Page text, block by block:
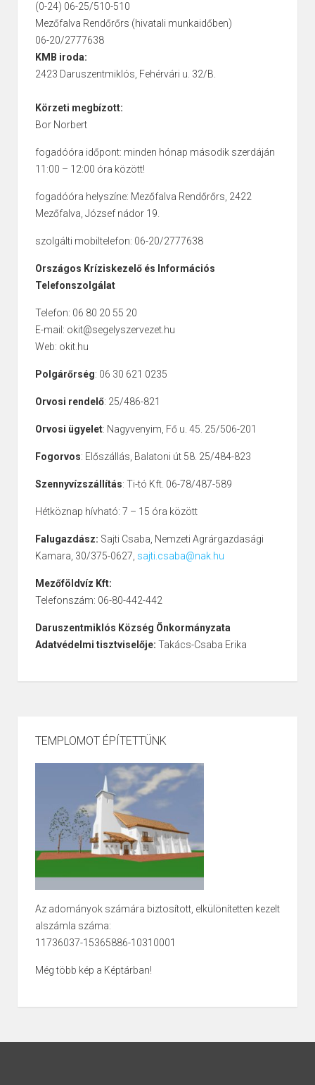
(0-24) 06-25/510-510
Mezőfalva Rendőrőrs (hivatali munkaidőben)
06-20/2777638
KMB iroda:
2423 Daruszentmiklós, Fehérvári u. 32/B.
Körzeti megbízott:
Bor Norbert
fogadóóra időpont: minden hónap második szerdáján
11:00 – 12:00 óra között!
fogadóóra helyszíne: Mezőfalva Rendőrőrs, 2422
Mezőfalva, József nádor 19.
szolgálti mobiltelefon: 06-20/2777638
Országos Kríziskezelő és Információs
Telefonszolgálat
Telefon: 06 80 20 55 20
E-mail: okit@segelyszervezet.hu
Web: okit.hu
Polgárőrség: 06 30 621 0235
Orvosi rendelő: 25/486-821
Orvosi ügyelet: Nagyvenyim, Fő u. 45. 25/506-201
Fogorvos: Előszállás, Balatoni út 58. 25/484-823
Szennyvízszállítás: Ti-tó Kft. 06-78/487-589
Hétköznap hívható: 7 – 15 óra között
Falugazdász: Sajti Csaba, Nemzeti Agrárgazdasági
Kamara, 30/375-0627, sajti.csaba@nak.hu
Mezőföldvíz Kft:
Telefonszám: 06-80-442-442
Daruszentmiklós Község Önkormányzata
Adatvédelmi tisztviselője: Takács-Csaba Erika
TEMPLOMOT ÉPÍTETTÜNK
Az adományok számára biztosított, elkülönítetten kezelt
alszámla száma:
11736037-15365886-10310001
Még több kép a Képtárban!